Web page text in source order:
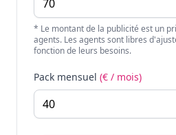
* Le montant de la publicité est un
agents. Les agents sont libres
fonction de leurs besoins.
Pack mensuel (€ / mois)